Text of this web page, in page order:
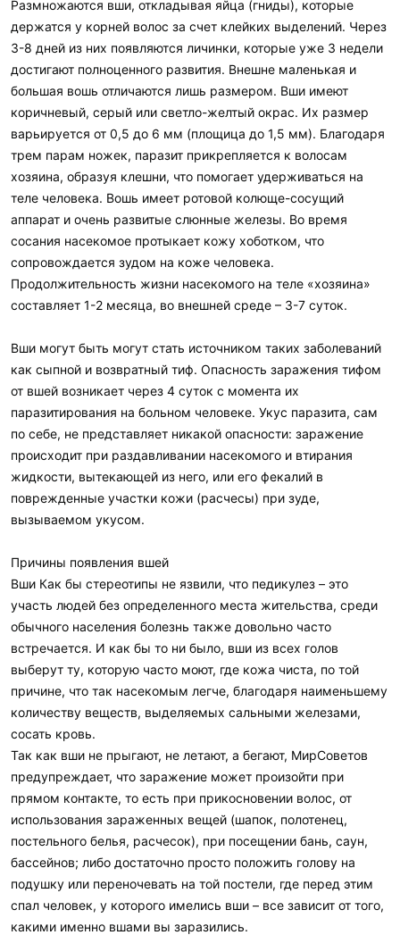
Размножаются вши, откладывая яйца (гниды), которые
держатся у корней волос за счет клейких выделений. Через
3-8 дней из них появляются личинки, которые уже 3 недели
достигают полноценного развития. Внешне маленькая и
большая вошь отличаются лишь размером. Вши имеют
коричневый, серый или светло-желтый окрас. Их размер
варьируется от 0,5 до 6 мм (площица до 1,5 мм). Благодаря
трем парам ножек, паразит прикрепляется к волосам
хозяина, образуя клешни, что помогает удерживаться на
теле человека. Вошь имеет ротовой колюще-сосущий
аппарат и очень развитые слюнные железы. Во время
сосания насекомое протыкает кожу хоботком, что
сопровождается зудом на коже человека.
Продолжительность жизни насекомого на теле «хозяина»
составляет 1-2 месяца, во внешней среде – 3-7 суток.
Вши могут быть могут стать источником таких заболеваний
как сыпной и возвратный тиф. Опасность заражения тифом
от вшей возникает через 4 суток с момента их
паразитирования на больном человеке. Укус паразита, сам
по себе, не представляет никакой опасности: заражение
происходит при раздавливании насекомого и втирания
жидкости, вытекающей из него, или его фекалий в
поврежденные участки кожи (расчесы) при зуде,
вызываемом укусом.
Причины появления вшей
Вши Как бы стереотипы не язвили, что педикулез – это
участь людей без определенного места жительства, среди
обычного населения болезнь также довольно часто
встречается. И как бы то ни было, вши из всех голов
выберут ту, которую часто моют, где кожа чиста, по той
причине, что так насекомым легче, благодаря наименьшему
количеству веществ, выделяемых сальными железами,
сосать кровь.
Так как вши не прыгают, не летают, а бегают, МирСоветов
предупреждает, что заражение может произойти при
прямом контакте, то есть при прикосновении волос, от
использования зараженных вещей (шапок, полотенец,
постельного белья, расчесок), при посещении бань, саун,
бассейнов; либо достаточно просто положить голову на
подушку или переночевать на той постели, где перед этим
спал человек, у которого имелись вши – все зависит от того,
какими именно вшами вы заразились.